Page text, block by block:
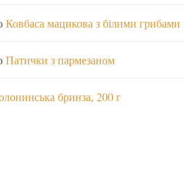
Ковбаса мацикова з білими грибами
Патички з пармезаном
бринза, 200 г